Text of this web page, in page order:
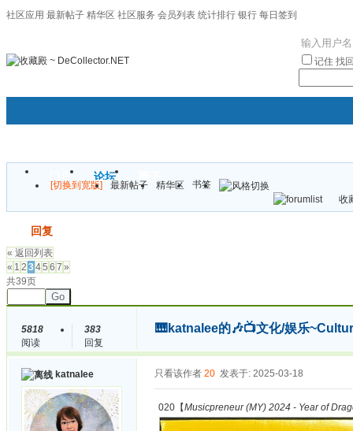
社区应用 最新帖子 精华区 社区服务 会员列表 统计排行 银行 每日签到
记住 找
门户 论坛
[切换到宽版] 最新帖子 精华区
书签
收
回复
« 返回列表
« 1 2 345 6 7 »
共39页
Go
5818
阅读
383
回复
🎹katnalee的🎶📺文化/娱乐
katnalee 只看该作者 20 发表于: 2025-03-18
020【Musicpreneur (MY) 2024 - Year of